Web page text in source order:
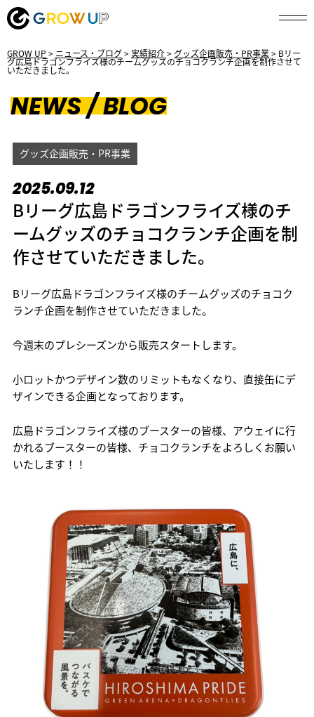
GROW UP > ニュース・ブログ>実績紹介> グッズ企画販売・PR事業> Bリー
グ広島ドラゴンフライズ様のチームグッズのチョコクランチ企画を制作させて
いただきました。
NEWS / BLOG
グッズ企画販売・PR事業
2025.09.12
Bリーグ広島ドラゴンフライズ様のチ
ームグッズのチョコクランチ企画を制
作させていただきました。
Bリーグ広島ドラゴンフライズ様のチームグッズのチョコク
ランチ企画を制作させていただきました。
今週末のプレシーズンから販売スタートします。
小ロットかつデザイン数のリミットもなくなり、直接缶にデ
ザインできる企画となっております。
広島ドラゴンフライズ様のブースターの皆様、アウェイに行
かれるブースターの皆様、チョコクランチをよろしくお願い
いたします！！